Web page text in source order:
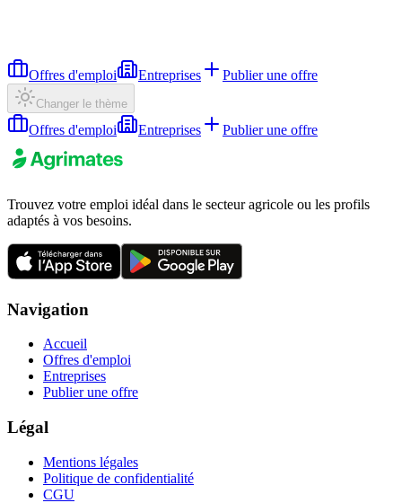
Offres d'emploi Entreprises Publier une offre
Changer le thème
Offres d'emploi Entreprises Publier une offre
Trouvez votre emploi idéal dans le secteur agricole ou les profils
adaptés à vos besoins.
Navigation
Accueil
Offres d'emploi
Entreprises
Publier une offre
Légal
Mentions légales
Politique de confidentialité
CGU